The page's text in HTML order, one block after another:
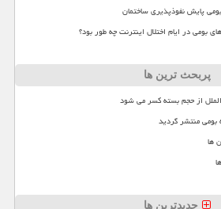
پایش نفوذپذیری ساختمان
بومی در ایام اختلال اینترنت چه طور بود؟
پربحث ترین ها
از حجم بسته کسر می شود
منتشر گردید
ها
جدیدترین ها